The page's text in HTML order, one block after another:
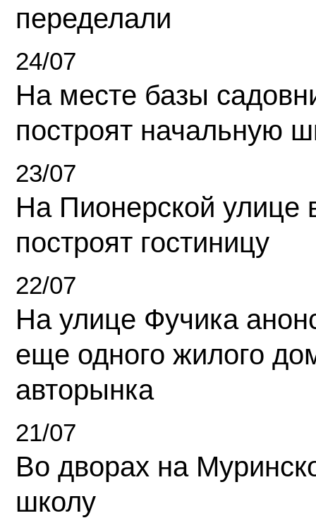
переделали
24/07
На месте базы
построят начальную
23/07
На Пионерской улице
построят гостиницу
22/07
На улице Фучика
еще одного жилого
авторынка
21/07
Во дворах на
школу